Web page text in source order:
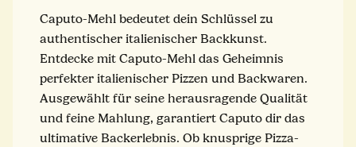
Caputo-Mehl bedeutet dein Schlüssel zu
authentischer italienischer Backkunst.
Entdecke mit Caputo-Mehl das Geheimnis
perfekter italienischer Pizzen und Backwaren.
Ausgewählt für seine herausragende Qualität
und feine Mahlung, garantiert Caputo dir das
ultimative Backerlebnis. Ob knusprige Pizza-